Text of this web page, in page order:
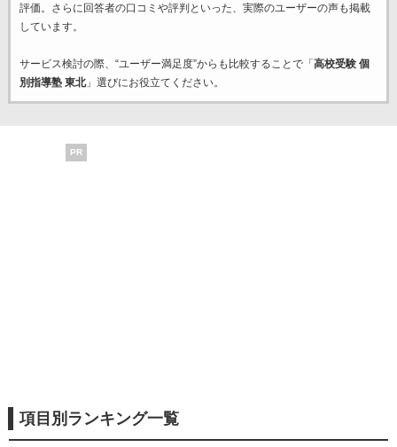
評価。さらに回答者の口コミや評判といった、実際のユーザーの声も掲載
しています。
サービス検討の際、“ユーザー満足度”からも比較することで「 高校受験 個
別指導塾 東北」選びにお役立てください。
PR
項目別ランキング一覧